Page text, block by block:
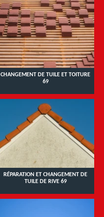
CHANGEMENT DE TUILE ET TOITURE
69
RÉPARATION ET CHANGEMENT DE
TUILE DE RIVE 69